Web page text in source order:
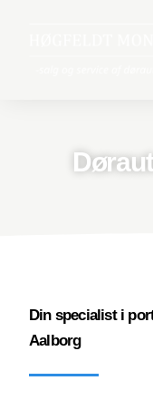
Din specialist i
Aalborg